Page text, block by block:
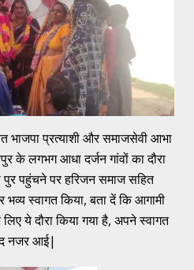
भाजपा प्रत्याशी और समाजसेवी आभा
के लगभग आधा दर्जन गांवों का दौरा
पुर पहुंचने पर हरिजन समाज सहित
स्वागत किया, बता दें कि आगामी
ये दौरा किया गया है, अपने स्वागत
नजर आई|